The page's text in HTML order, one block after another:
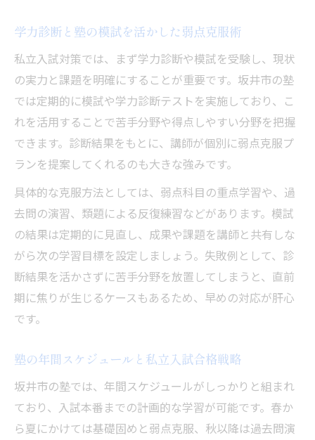
学力診断と塾の模試を活かした弱点克服術
私立入試対策では、まず学力診断や模試を受験し、現状
の実力と課題を明確にすることが重要です。坂井市の塾
では定期的に模試や学力診断テストを実施しており、こ
れを活用することで苦手分野や得点しやすい分野を把握
できます。診断結果をもとに、講師が個別に弱点克服プ
ランを提案してくれるのも大きな強みです。
具体的な克服方法としては、弱点科目の重点学習や、過
去問の演習、類題による反復練習などがあります。模試
の結果は定期的に見直し、成果や課題を講師と共有しな
がら次の学習目標を設定しましょう。失敗例として、診
断結果を活かさずに苦手分野を放置してしまうと、直前
期に焦りが生じるケースもあるため、早めの対応が肝心
です。
塾の年間スケジュールと私立入試合格戦略
坂井市の塾では、年間スケジュールがしっかりと組まれ
ており、入試本番までの計画的な学習が可能です。春か
ら夏にかけては基礎固めと弱点克服、秋以降は過去問演